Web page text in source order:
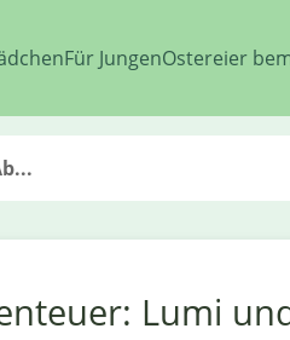
Für JungenOstereier
Lumi